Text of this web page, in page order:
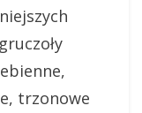
trzonowe